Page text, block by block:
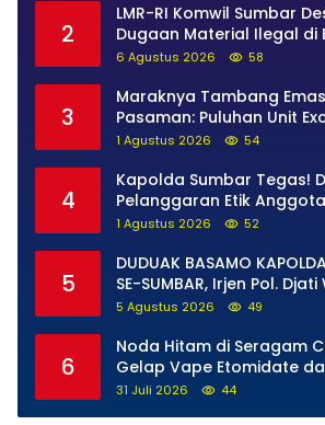
2
LMR-RI Komwil Sumbar
Dugaan Material Ilegal di
Dugaan Keterkaitan PT
6 Agustus 2026 58
3
Maraknya Tambang
Pasaman: Puluhan Unit
Alam, di Kawasan Muaro
1 Agustus 2026 54
4
Kapolda Sumbar Tegas!
Pelanggaran Etik
Tanpa Pandang Bulu,
1 Agustus 2026 52
5
DUDUAK BASAMO
SE-SUMBAR, Irjen Pol.
Tegaskan Tak Ada Ruang
5 Agustus 2026 49
6
Noda Hitam di Seragam
Gelap Vape Etomidate
Pemerasan di Jantung
31 Juli 2026 44